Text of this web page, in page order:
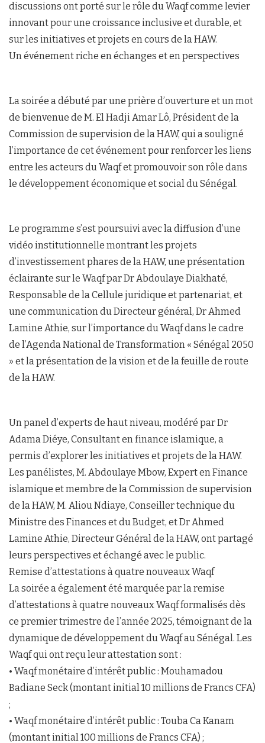
discussions ont porté sur le rôle du Waqf comme levier
innovant pour une croissance inclusive et durable, et
sur les initiatives et projets en cours de la HAW.
Un événement riche en échanges et en perspectives
La soirée a débuté par une prière d’ouverture et un mot
de bienvenue de M. El Hadji Amar Lô, Président de la
Commission de supervision de la HAW, qui a souligné
l’importance de cet événement pour renforcer les liens
entre les acteurs du Waqf et promouvoir son rôle dans
le développement économique et social du Sénégal.
Le programme s’est poursuivi avec la diffusion d’une
vidéo institutionnelle montrant les projets
d’investissement phares de la HAW, une présentation
éclairante sur le Waqf par Dr Abdoulaye Diakhaté,
Responsable de la Cellule juridique et partenariat, et
une communication du Directeur général, Dr Ahmed
Lamine Athie, sur l’importance du Waqf dans le cadre
de l’Agenda National de Transformation « Sénégal 2050
» et la présentation de la vision et de la feuille de route
de la HAW.
Un panel d’experts de haut niveau, modéré par Dr
Adama Diéye, Consultant en finance islamique, a
permis d’explorer les initiatives et projets de la HAW.
Les panélistes, M. Abdoulaye Mbow, Expert en Finance
islamique et membre de la Commission de supervision
de la HAW, M. Aliou Ndiaye, Conseiller technique du
Ministre des Finances et du Budget, et Dr Ahmed
Lamine Athie, Directeur Général de la HAW, ont partagé
leurs perspectives et échangé avec le public.
Remise d’attestations à quatre nouveaux Waqf
La soirée a également été marquée par la remise
d’attestations à quatre nouveaux Waqf formalisés dès
ce premier trimestre de l’année 2025, témoignant de la
dynamique de développement du Waqf au Sénégal. Les
Waqf qui ont reçu leur attestation sont :
• Waqf monétaire d’intérêt public : Mouhamadou
Badiane Seck (montant initial 10 millions de Francs CFA)
;
• Waqf monétaire d’intérêt public : Touba Ca Kanam
(montant initial 100 millions de Francs CFA) ;